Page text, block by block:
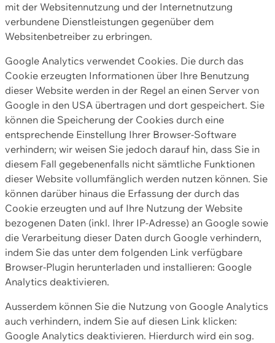
mit der Websitennutzung und der Internetnutzung
verbundene Dienstleistungen gegenüber dem
Websitenbetreiber zu erbringen.
Google Analytics verwendet Cookies. Die durch das
Cookie erzeugten Informationen über Ihre Benutzung
dieser Website werden in der Regel an einen Server von
Google in den USA übertragen und dort gespeichert. Sie
können die Speicherung der Cookies durch eine
entsprechende Einstellung Ihrer Browser-Software
verhindern; wir weisen Sie jedoch darauf hin, dass Sie in
diesem Fall gegebenenfalls nicht sämtliche Funktionen
dieser Website vollumfänglich werden nutzen können. Sie
können darüber hinaus die Erfassung der durch das
Cookie erzeugten und auf Ihre Nutzung der Website
bezogenen Daten (inkl. Ihrer IP-Adresse) an Google sowie
die Verarbeitung dieser Daten durch Google verhindern,
indem Sie das unter dem folgenden Link verfügbare
Browser-Plugin herunterladen und installieren: Google
Analytics deaktivieren.
Ausserdem können Sie die Nutzung von Google Analytics
auch verhindern, indem Sie auf diesen Link klicken:
Google Analytics deaktivieren. Hierdurch wird ein sog.